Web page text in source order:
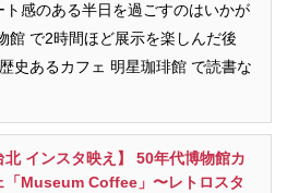
感のある半日を過ごすのはいかが
館 で2時間ほど展示を楽しんだ後
史あるカフェ 明星珈琲館 で読書な
北 インスタ映え】 50年代博物館カ
「Museum Coffee」〜レトロスタ